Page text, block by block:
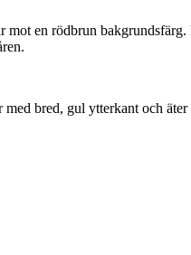
en rödbrun
bred, gul ytterkant och